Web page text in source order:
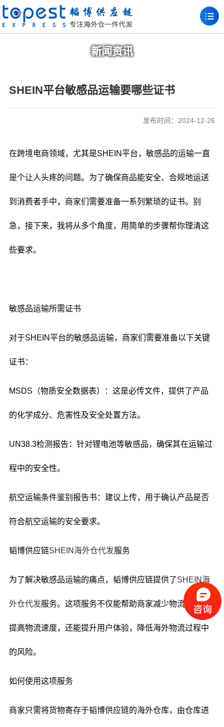
新闻资讯
SHEIN平台敏感品运输要哪些证书
发布时间：2024-12-26
在跨境电商领域，尤其是SHEIN平台，敏感品的运输一直
是个让人头疼的问题。为了确保商品能安全、合规地运送
到消费者手中，商家们需要准备一系列繁琐的证书。别
急，接下来，我将从多个角度，用简单的步骤帮你理清这
些要求。
敏感品运输所需证书
对于SHEIN平台的敏感品运输，商家们需要准备以下关键
证书：
MSDS（物质安全数据表）：这是必传文件，提供了产品
的化学成分、危害性及安全处置方法。
UN38.3检测报告：针对锂电池等敏感品，确保其在运输过
程中的安全性。
航空运输条件鉴别报告书：建议上传，用于确认产品是否
符合航空运输的安全要求。
韬博供应链SHEIN海外仓代发服务
为了解决敏感品运输的痛点，韬博供应链提供了SHEIN海
外仓代发服务。这项服务不仅能帮助商家减少物流成本，
提高物流速度，还能提升用户体验，降低海外物流过程中
的风险。
如何使用这项服务
商家只需将货物寄存于韬博供应链的海外仓库，由仓库进